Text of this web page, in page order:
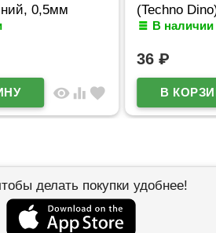
0,5мм
visibility equalizer favorite
(Techno
арт.65178
В наличии
36₽
делать покупки удобнее!